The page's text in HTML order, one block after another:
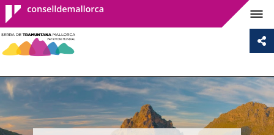
Consell de
Mallorca